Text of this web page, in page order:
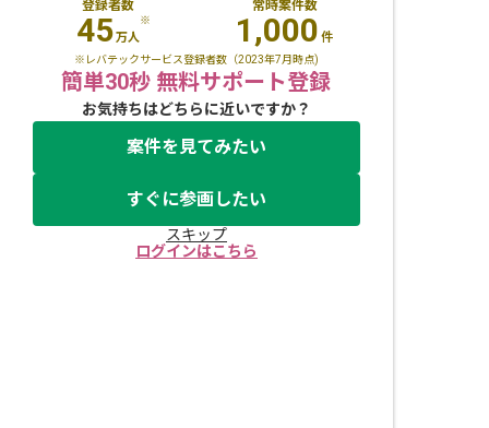
登録者数
45万人
※
常時案件数
1,000 件
※レバテックサービス登録者数（2023年7月時点)
簡単30秒 無料サポート登録
お気持ちはどちらに近いですか？
案件を見てみたい
すぐに参画したい
スキップ
ログインはこちら